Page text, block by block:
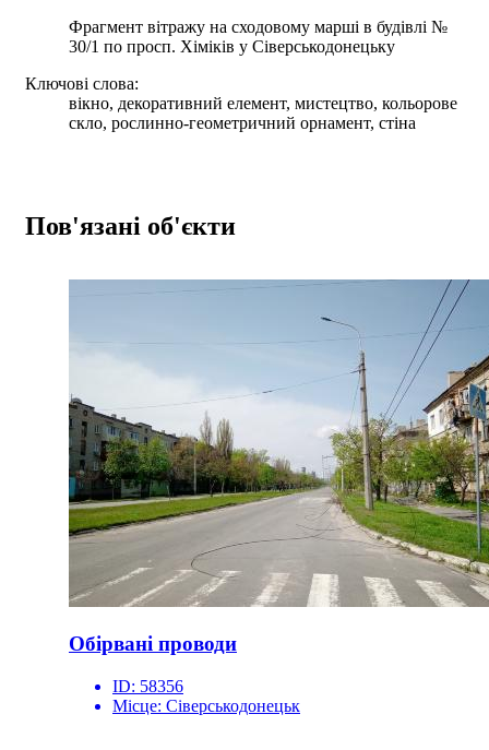
Фрагмент вітражу на сходовому марші в будівлі №
30/1 по просп. Хіміків у Сіверськодонецьку
Ключові слова:
вікно, декоративний елемент, мистецтво, кольорове
скло, рослинно-геометричний орнамент, стіна
Пов'язані об'єкти
Обірвані проводи
ID: 58356
Місце: Сіверськодонецьк